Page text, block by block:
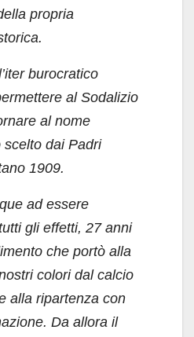
propria
burocratico
al Sodalizio
al nome
dai Padri
1909.
ad essere
gli effetti, 27 anni
che portò alla
colori dal calcio
alla ripartenza con
Da allora il